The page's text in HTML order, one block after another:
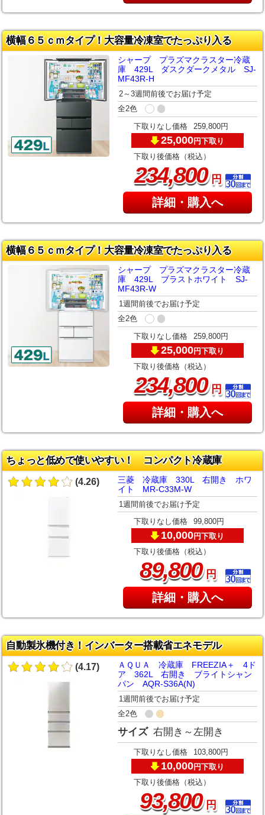
横幅６５ｃｍタイプ！大容量冷凍室でたっぷり入る
シャープ プラズマクラスター冷蔵
庫 429L ダスクダークメタル SJ-
MF43R-H
2～3週間前後でお届け予定
全2色
下取りなし価格 259,800円
25,000円下取り
下取り後価格（税込）
234,800円
詳細・購入へ
横幅６５ｃｍタイプ！大容量冷凍室でたっぷり入る
シャープ プラズマクラスター冷蔵
庫 429L ブラストホワイト SJ-
MF43R-W
1週間前後でお届け予定
全2色
下取りなし価格 259,800円
25,000円下取り
下取り後価格（税込）
234,800円
詳細・購入へ
ちょっと低めで使いやすい！ コンパクト冷蔵庫
(4.26)
三菱 冷蔵庫 330L 右開き ホワ
イト MR-C33M-W
1週間前後でお届け予定
下取りなし価格 99,800円
10,000円下取り
下取り後価格（税込）
89,800円
詳細・購入へ
自動製氷機付き！インバーター搭載省エネモデル
(4.17)
ＡＱＵＡ 冷蔵庫 FREEZIA＋ 4ド
ア 362L 右開き ブライトシャン
パン AQR-S36A(N)
1週間前後でお届け予定
全2色
サイズ 右開き～左開き
下取りなし価格 103,800円
10,000円下取り
下取り後価格（税込）
93,800円